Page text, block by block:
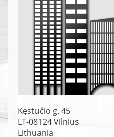
Kęstučio g. 45
LT-08124Vilnius
Lithuania